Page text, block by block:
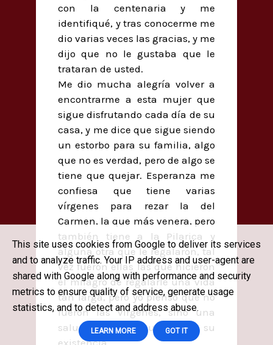
con la centenaria y me
identifiqué, y tras conocerme me
dio varias veces las gracias, y me
dijo que no le gustaba que le
trataran de usted.
Me dio mucha alegría volver a
encontrarme a esta mujer que
sigue disfrutando cada día de su
casa, y me dice que sigue siendo
un estorbo para su familia, algo
que no es verdad, pero de algo se
tiene que quejar. Esperanza me
confiesa que tiene varias
vírgenes para rezar la del
Carmen, la que más venera, pero
también tiene a la Pilarica y
alguna otra que le regalaron, tal
vez fueron ellas las que hicieron
el milagro de regalarle una vida
tan larga, pero yo pienso que no
fueron las vírgenes, sino una
salud de hierro que alarga su
This site uses cookies from Google to deliver its services
and to analyze traffic. Your IP address and user-agent are
shared with Google along with performance and security
metrics to ensure quality of service, generate usage
statistics, and to detect and address abuse.
LEARN MORE GOT IT